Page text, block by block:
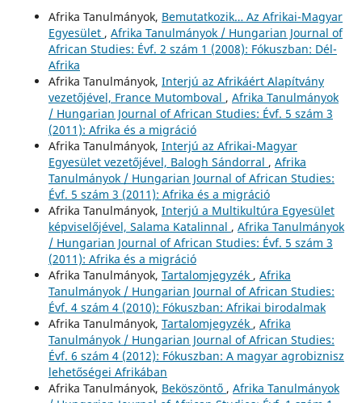
Afrika Tanulmányok, Bemutatkozik… Az Afrikai-Magyar
Egyesület , Afrika Tanulmányok / Hungarian Journal of
African Studies: Évf. 2 szám 1 (2008): Fókuszban: Dél-
Afrika
Afrika Tanulmányok, Interjú az Afrikáért Alapítvány
vezetőjével, France Mutomboval , Afrika Tanulmányok
/ Hungarian Journal of African Studies: Évf. 5 szám 3
(2011): Afrika és a migráció
Afrika Tanulmányok, Interjú az Afrikai-Magyar
Egyesület vezetőjével, Balogh Sándorral , Afrika
Tanulmányok / Hungarian Journal of African Studies:
Évf. 5 szám 3 (2011): Afrika és a migráció
Afrika Tanulmányok, Interjú a Multikultúra Egyesület
képviselőjével, Salama Katalinnal , Afrika Tanulmányok
/ Hungarian Journal of African Studies: Évf. 5 szám 3
(2011): Afrika és a migráció
Afrika Tanulmányok, Tartalomjegyzék , Afrika
Tanulmányok / Hungarian Journal of African Studies:
Évf. 4 szám 4 (2010): Fókuszban: Afrikai birodalmak
Afrika Tanulmányok, Tartalomjegyzék , Afrika
Tanulmányok / Hungarian Journal of African Studies:
Évf. 6 szám 4 (2012): Fókuszban: A magyar agrobiznisz
lehetőségei Afrikában
Afrika Tanulmányok, Beköszöntő , Afrika Tanulmányok